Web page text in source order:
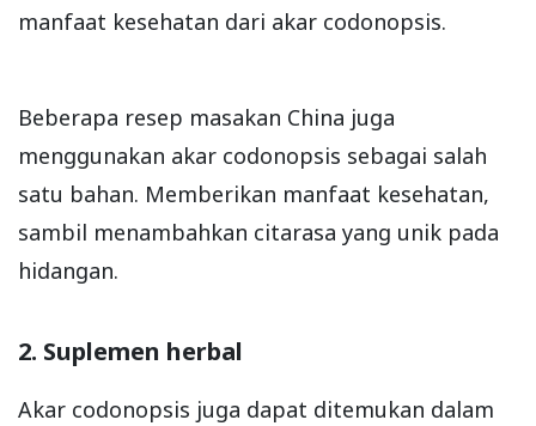
manfaat kesehatan dari akar codonopsis.
Beberapa resep masakan China juga
menggunakan akar codonopsis sebagai salah
satu bahan. Memberikan manfaat kesehatan,
sambil menambahkan citarasa yang unik pada
hidangan.
2. Suplemen herbal
Akar codonopsis juga dapat ditemukan dalam